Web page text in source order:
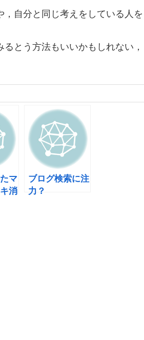
自分と同じ考えをしている人を
とう方法もいいかもしれない，
マ
消
ブログ検索に注
力？